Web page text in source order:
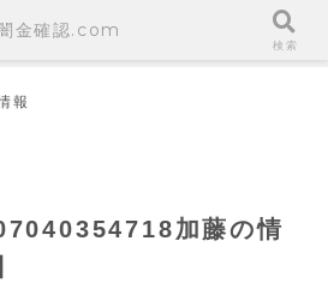
報
加藤の情
金確認.com
検索